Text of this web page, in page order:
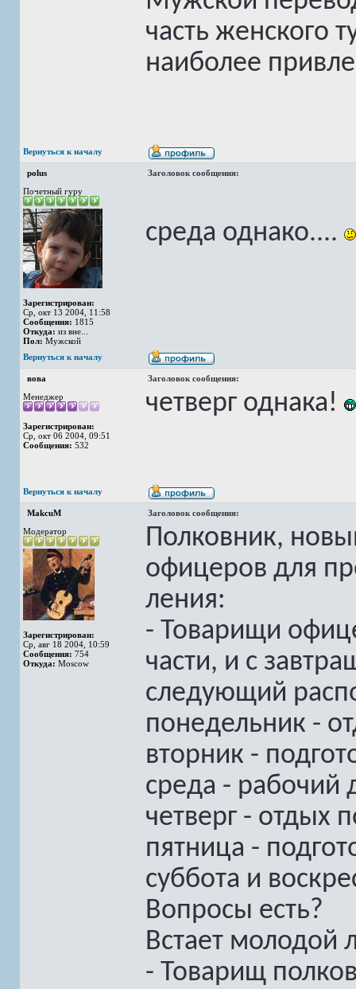
часть женского
наиболее
Вернуться к началу
polus
Заголовок сообщения:
Почетный гуру
Зарегистрирован:
Ср, окт 13 2004, 11:58
Сообщения: 1815
Откуда: из вне...
Пол: Мужской
среда однако....
Вернуться к началу
вова
Заголовок сообщения:
Менеджер
Зарегистрирован:
Ср, окт 06 2004, 09:51
Сообщения: 532
четверг однака!
Вернуться к началу
MakcuM
Заголовок сообщения:
Модератор
Зарегистрирован:
Ср, авг 18 2004, 10:59
Сообщения: 754
Откуда: Moscow
Полковник,
офицеров для
ления:
- Товарищи
части, и с
следующий
понедельник -
вторник -
среда - рабочий
четверг - отдых
пятница -
суббота и
Вопросы есть?
Встает молодой
- Товарищ